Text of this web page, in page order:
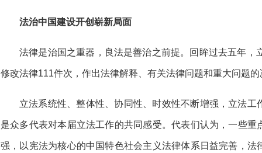
法治中国建设开创崭新局面
法律是治国之重器，良法是善治之前提。回眸过去五年，
修改法律111件次，作出法律解释、有关法律问题和重大问题
立法系统性、整体性、协同性、时效性不断增强，立法
是众多代表对本届立法工作的共同感受。代表们认为，一些
强，以宪法为核心的中国特色社会主义法律体系日益完善，